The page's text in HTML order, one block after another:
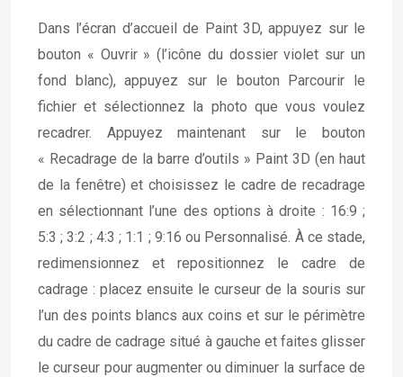
Dans l’écran d’accueil de Paint 3D, appuyez sur le
bouton « Ouvrir » (l’icône du dossier violet sur un
fond blanc), appuyez sur le bouton Parcourir le
fichier et sélectionnez la photo que vous voulez
recadrer. Appuyez maintenant sur le bouton
« Recadrage de la barre d’outils » Paint 3D (en haut
de la fenêtre) et choisissez le cadre de recadrage
en sélectionnant l’une des options à droite : 16:9 ;
5:3 ; 3:2 ; 4:3 ; 1:1 ; 9:16 ou Personnalisé. À ce stade,
redimensionnez et repositionnez le cadre de
cadrage : placez ensuite le curseur de la souris sur
l’un des points blancs aux coins et sur le périmètre
du cadre de cadrage situé à gauche et faites glisser
le curseur pour augmenter ou diminuer la surface de